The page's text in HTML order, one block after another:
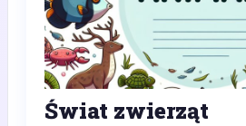
Świat zwierząt